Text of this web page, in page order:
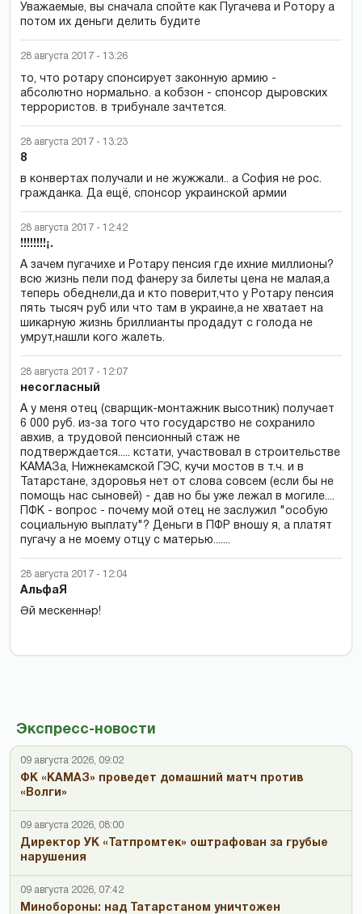
Экспресс-новости
09 августа 2026, 09:02
ФК «КАМАЗ» проведет домашний матч против
«Волги»
09 августа 2026, 08:00
Директор УК «Татпромтек» оштрафован за грубые
нарушения
09 августа 2026, 07:42
Минобороны: над Татарстаном уничтожен
Уважаемые, вы сначала спойте как Пугачева и Ротору а
потом их деньги делить будите
28 августа 2017 - 13:26
то, что ротару спонсирует законную армию -
абсолютно нормально. а кобзон - спонсор дыровских
террористов. в трибунале зачтется.
28 августа 2017 - 13:23
8
в конвертах получали и не жужжали.. а София не рос.
гражданка. Да ещё, спонсор украинской армии
28 августа 2017 - 12:42
!!!!!!!!¡.
А зачем пугачихе и Ротару пенсия где ихние миллионы?
всю жизнь пели под фанеру за билеты цена не малая,а
теперь обеднели,да и кто поверит,что у Ротару пенсия
пять тысяч руб или что там в украине,а не хватает на
шикарную жизнь бриллианты продадут с голода не
умрут,нашли кого жалеть.
28 августа 2017 - 12:07
несогласный
А у меня отец (сварщик-монтажник высотник) получает
6 000 руб. из-за того что государство не сохранило
авхив, а трудовой пенсионный стаж не
подтверждается..... кстати, участвовал в строительстве
КАМАЗа, Нижнекамской ГЭС, кучи мостов в т.ч. и в
Татарстане, здоровья нет от слова совсем (если бы не
помощь нас сыновей) - дав но бы уже лежал в могиле....
ПФК - вопрос - почему мой отец не заслужил "особую
социальную выплату"? Деньги в ПФР вношу я, а платят
пугачу а не моему отцу с матерью.......
28 августа 2017 - 12:04
АльфаЯ
Әй мескеннәр!